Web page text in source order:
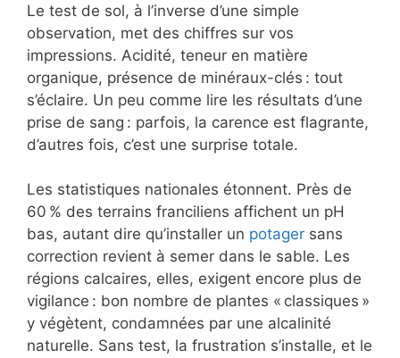
Le test de sol, à l’inverse d’une simple
observation, met des chiffres sur vos
impressions. Acidité, teneur en matière
organique, présence de minéraux-clés : tout
s’éclaire. Un peu comme lire les résultats d’une
prise de sang : parfois, la carence est flagrante,
d’autres fois, c’est une surprise totale.
Les statistiques nationales étonnent. Près de
60 % des terrains franciliens affichent un pH
bas, autant dire qu’installer un potager sans
correction revient à semer dans le sable. Les
régions calcaires, elles, exigent encore plus de
vigilance : bon nombre de plantes « classiques »
y végètent, condamnées par une alcalinité
naturelle. Sans test, la frustration s’installe, et le